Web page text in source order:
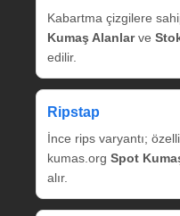
Kabartma çizgilere
Kumaş Alanlarve
edilir.
Ripstap
İnce rips varyantı;
kumas.org Spot
alır.